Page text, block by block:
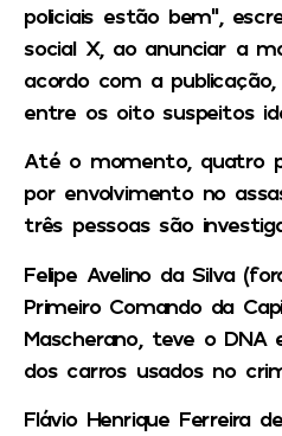
policiais estão bem”,
social X, ao anunciar a
acordo com a
entre os oito suspeitos
Até o momento, quatro
por envolvimento no
três pessoas são
Felipe Avelino da Silva
Primeiro Comando da
Mascherano, teve o
dos carros usados no
Flávio Henrique Ferreira